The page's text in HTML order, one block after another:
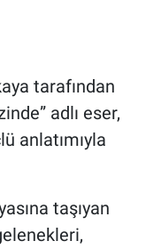
tarafından
adlı eser,
anlatımıyla
taşıyan